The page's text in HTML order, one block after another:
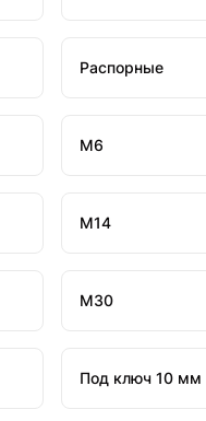
Распорные
М6
М14
М30
Под ключ 10 мм